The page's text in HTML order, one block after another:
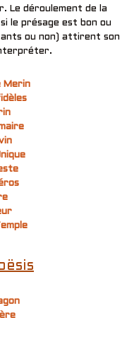
Le déroulement de la
le présage est bon ou
ou non) attirent son
Merin